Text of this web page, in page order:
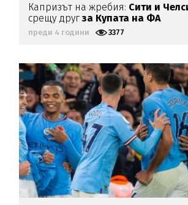
Капризът на жребия: Сити и
срещу другза Купата на ФА
преди 4 години 3377